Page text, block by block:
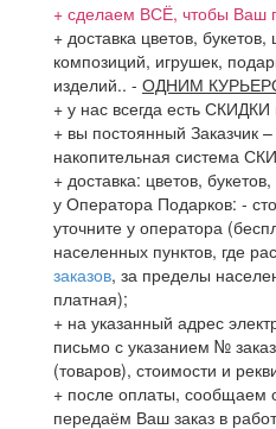
+ сделаем ВСЁ, чтобы Ваш
+ доставка цветов,
композиций, игрушек,
изделий.. - ОДНИМ
+ у нас всегда есть
+ вы постоянный Заказчик
накопительная система
+ доставка: цветов,
у Оператора Подарков: -
уточните у оператора
населенных пунктов, где
заказов, за пределы
платная);
+ на указанный адрес
письмо с указанием №
(товаров), стоимости и
+ после оплаты, сообщаем
передаём Ваш заказ в